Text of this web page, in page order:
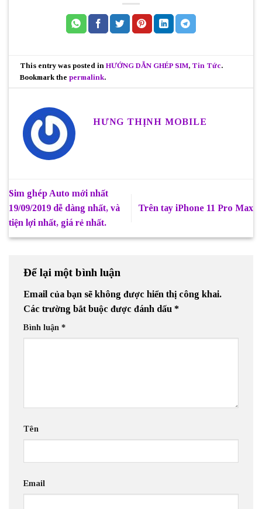
This entry was posted inHƯỚNG DẪN GHÉP SIM, Tin Tức.
Bookmark thepermalink.
HƯNG THỊNH MOBILE
Sim ghép Auto mới nhất
19/09/2019 dễ dàng nhất, và
tiện lợi nhất, giá rẻ nhất.
Trên tay iPhone 11 Pro Max
Để lại một bình luận
Email của bạn sẽ không được hiển thị công khai.
Các trường bắt buộc được đánh dấu *
Bình luận *
Tên
Email